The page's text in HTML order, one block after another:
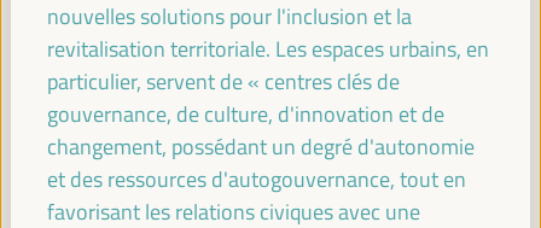
09:00
Saluer simultanément dans les salles principales
Toutes les salles -09:0009:15
nouvelles solutions pour l'inclusion et la
revitalisation territoriale. Les espaces urbains, en
particulier, servent de « centres clés de
gouvernance, de culture, d'innovation et de
changement, possédant un degré d'autonomie
et des ressources d'autogouvernance, tout en
favorisant les relations civiques avec une